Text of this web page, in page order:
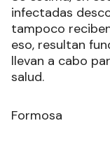
infectadas
tampoco
eso, resultan
llevan a cabo
salud.
Formosa